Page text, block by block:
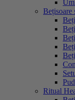
Bețisoare
Ritual